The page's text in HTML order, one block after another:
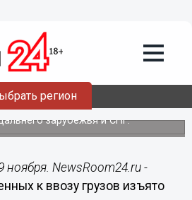
регион
к ввозу
в
в октябре
проконтролировано 240
зарубежья и СНГ.
NewsRoom24.ru -
к ввозу грузов изъято